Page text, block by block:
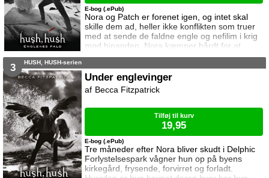
Nora og Patch er forenet igen, og intet skal
skille dem ad, heller ikke konflikten som truer
med at sende de faldne engle og nefilim i krig
mod hinanden. Nora kæmper hårdt for at
undgå krigen, men da en af hendes venner
krig måske er den eneste løsning. Men kan
deres kærlighed overleve det?
E-bog (.ePub)
3 HUSH, HUSH-serien
Under englevinger
Tre måneder efter Nora bliver skudt i Delphic
Forlystelsespark vågner hun op på byens
kirkegård, frysende, forvirret og forladt.
E-bog (.ePub)
Becca Fitzpatrick
Tilføj til kurv
19,95